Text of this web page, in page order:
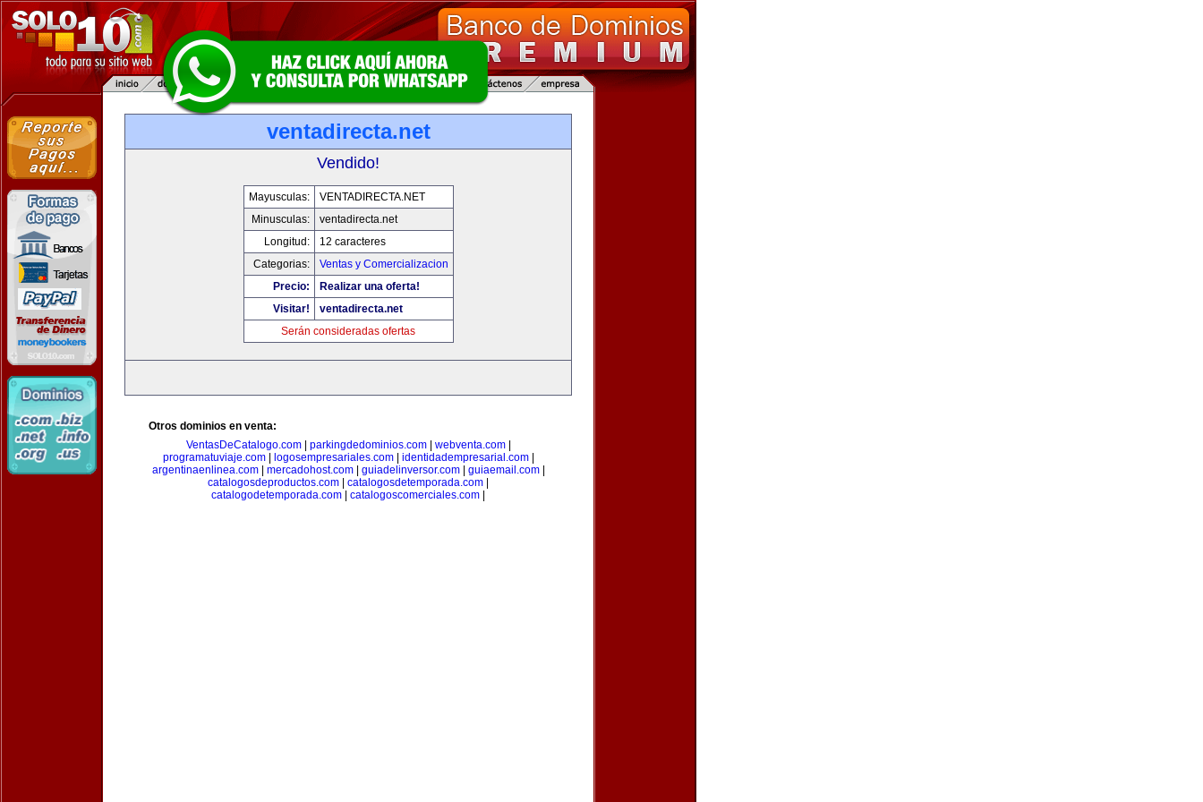
ventadirecta.net
Vendido!
Mayusculas:
VENTADIRECTA.NET
Minusculas:
ventadirecta.net
Longitud:
12 caracteres
Categorias:
Ventas y Comercializacion
Precio:
Realizar una oferta!
Visitar!
ventadirecta.net
Serán consideradas ofertas
Otros dominios en venta:
VentasDeCatalogo.com| parkingdedominios.com| webventa.com|
programatuviaje.com| logosempresariales.com| identidadempresarial.com|
argentinaenlinea.com| mercadohost.com| guiadelinversor.com| guiaemail.com|
catalogosdeproductos.com
catalogosdetemporada.com
catalogodetemporada.com
catalogoscomerciales.com